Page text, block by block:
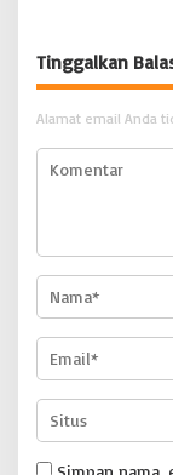
Tinggalkan
Alamat email Anda
Simpan nama,